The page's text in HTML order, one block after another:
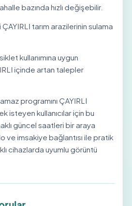
bazında hızlı değişebilir.
ÇAYIRLI tarım arazilerinin sulama
kullanımına uygun
içinde artan talepler
programını ÇAYIRLI
isteyen kullanıcılar için bu
güncel saatleri bir araya
ve imsakiye bağlantısı ile pratik
cihazlarda uyumlu görüntü